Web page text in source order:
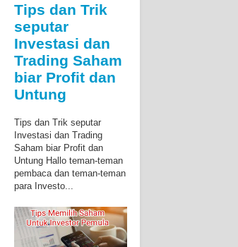
Tips dan Trik
seputar
Investasi dan
Trading Saham
biar Profit dan
Untung
Tips dan Trik seputar
Investasi dan Trading
Saham biar Profit dan
Untung Hallo teman-teman
pembaca dan teman-teman
para Investo...